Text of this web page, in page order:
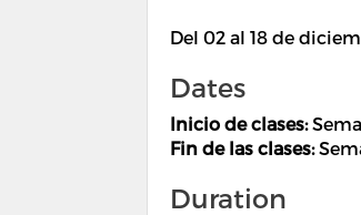
Del 02 al 18 de
Dates
Inicio de clases:
Fin de las clases:
Duration